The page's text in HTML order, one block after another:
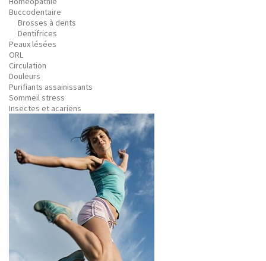
Buccodentaire
Brosses à dents
Dentifrices
Peaux lésées
ORL
Circulation
Douleurs
Purifiants assainissants
Sommeil stress
Insectes et acariens